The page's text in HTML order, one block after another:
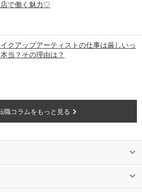
店で働く魅力♡
イクアップアーティストの仕事は厳しいっ
当？その理由は？
職コラムをもっと見る